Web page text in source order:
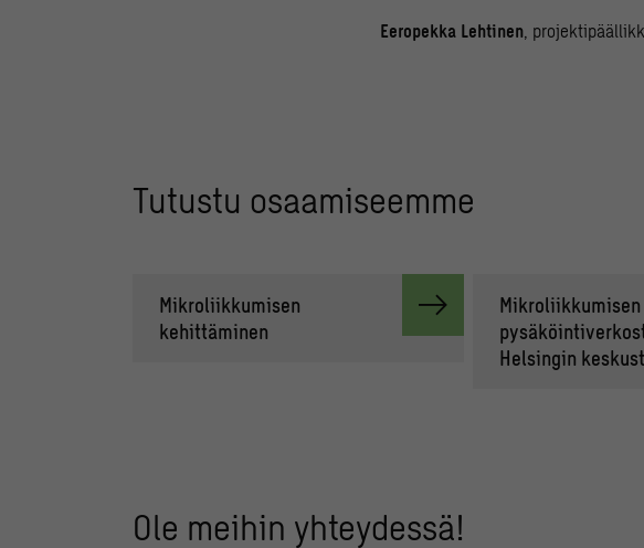
Eeropekka Lehtinen ,
Tutustu osaamiseemme
Mikroliikkumisen
kehittäminen
Mikroliikkumisen
Helsingin
Ole meihin yhteydessä!